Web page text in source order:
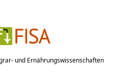
und Ernährungswissenschaften